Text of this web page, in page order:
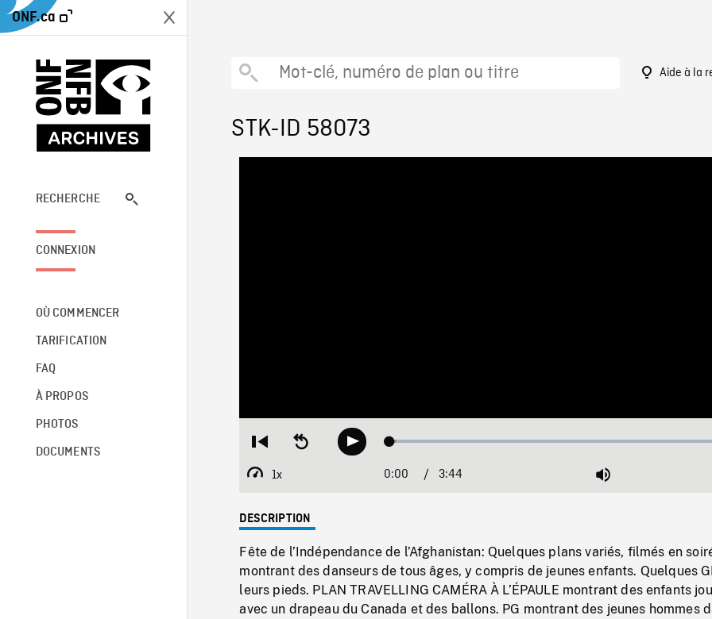
ONF.ca
RECHERCHE
CONNEXION
OÙ COMMENCER
TARIFICATION
FAQ
À PROPOS
PHOTOS
DOCUMENTS
Aide à la
STK-ID 58073
Restart
beginning
Seek
backwardPlay Loaded:
1x
Playback
Current
0:00 / Duration
3:44 Mute
DESCRIPTION
Fête de l’Indépendance de l’Afghanistan: Quelques plans variés, filmés en
montrant des danseurs de tous âges, y compris de jeunes enfants. Quelques
leurs pieds. PLAN TRAVELLING CAMÉRA À L’ÉPAULE montrant des enfants
avec un drapeau du Canada et des ballons. PG montrant des jeunes hommes